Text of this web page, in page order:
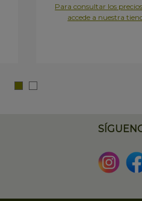
Para consultar los
accede a nuestra